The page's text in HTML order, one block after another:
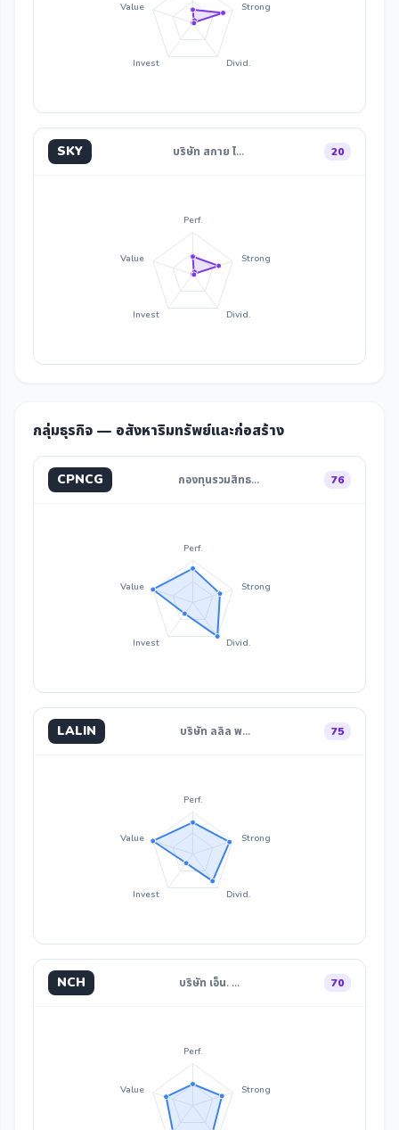
Strong
Divid.
Invest
Value
SKY บริษัท สกาย ไ… 20
Perf.
Strong
Divid.
Invest
Value
กลุ่มธุรกิจ — อสังหาริมทรัพย์และก่อสร้าง
CPNCG กองทุนรวมสิทธ… 76
Perf.
Strong
Divid.
Invest
Value
LALIN บริษัท ลลิล พ… 75
Perf.
Strong
Divid.
Invest
Value
NCH บริษัท เอ็น. … 70
Perf.
Strong
Value